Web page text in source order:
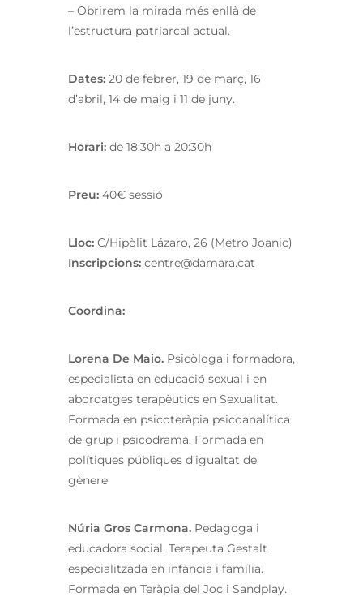
– Obrirem la mirada més enllà de
l’estructura patriarcal actual.
Dates: 20 de febrer, 19 de març, 16
d’abril, 14 de maig i 11 de juny.
Horari: de 18:30h a 20:30h
Preu: 40€ sessió
Lloc: C/Hipòlit Lázaro, 26 (Metro Joanic)
Inscripcions: centre@damara.cat
Coordina:
Lorena De Maio. Psicòloga i formadora,
especialista en educació sexual i en
abordatges terapèutics en Sexualitat.
Formada en psicoteràpia psicoanalítica
de grup i psicodrama. Formada en
polítiques públiques d’igualtat de
gènere
Núria Gros Carmona. Pedagoga i
educadora social. Terapeuta Gestalt
especialitzada en infància i família.
Formada en Teràpia del Joc i Sandplay.